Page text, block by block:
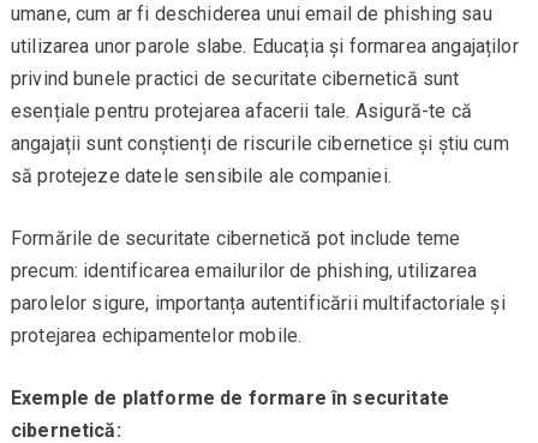
umane, cum ar fi deschiderea unui email de phishing sau
utilizarea unor parole slabe. Educația și formarea angajaților
privind bunele practici de securitate cibernetică sunt
esențiale pentru protejarea afacerii tale. Asigură-te că
angajații sunt conștienți de riscurile cibernetice și știu cum
să protejeze datele sensibile ale companiei.
Formările de securitate cibernetică pot include teme
precum: identificarea emailurilor de phishing, utilizarea
parolelor sigure, importanța autentificării multifactoriale și
protejarea echipamentelor mobile.
Exemple de platforme de formare în securitate
cibernetică: